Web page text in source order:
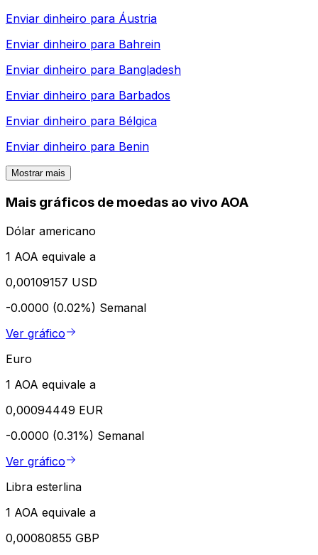
Enviar dinheiro para Áustria
Enviar dinheiro para Bahrein
Enviar dinheiro para Bangladesh
Enviar dinheiro para Barbados
Enviar dinheiro para Bélgica
Enviar dinheiro para Benin
Mostrar mais
Mais gráficos de moedas ao vivo AOA
Dólar americano
1 AOA equivale a
0,00109157 USD
-0.0000 (0.02%) Semanal
Ver gráfico
Euro
1 AOA equivale a
0,00094449 EUR
-0.0000 (0.31%) Semanal
Ver gráfico
Libra esterlina
1 AOA equivale a
0,00080855 GBP